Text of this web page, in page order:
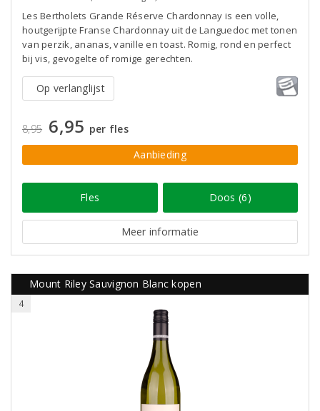
Les Bertholets Grande Réserve Chardonnay is een volle,
houtgerijpte Franse Chardonnay uit de Languedoc met tonen
van perzik, ananas, vanille en toast. Romig, rond en perfect
bij vis, gevogelte of romige gerechten.
Op verlanglijst
8,95 6,95 per fles
Aanbieding
Fles Doos (6)
Meer informatie
Mount Riley Sauvignon Blanc kopen
4